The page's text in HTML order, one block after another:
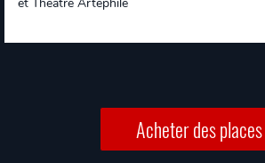
Acheter des places